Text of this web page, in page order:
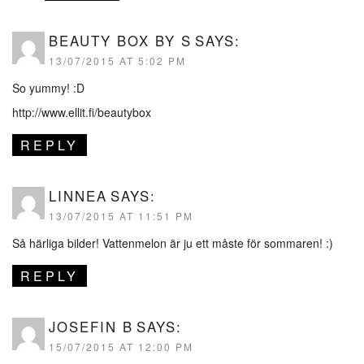
BEAUTY BOX BY S SAYS:
13/07/2015 AT 5:02 PM
So yummy! :D
http://www.ellit.fi/beautybox
REPLY
LINNEA SAYS:
13/07/2015 AT 11:51 PM
Så härliga bilder! Vattenmelon är ju ett måste för sommaren! :)
REPLY
JOSEFIN B SAYS:
15/07/2015 AT 12:00 PM